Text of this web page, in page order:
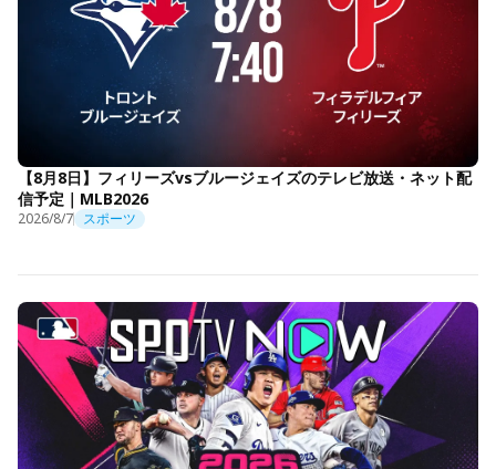
【8月8日】フィリーズvsブルージェイズのテレビ放送・ネット配
信予定｜MLB2026
2026/8/7 スポーツ